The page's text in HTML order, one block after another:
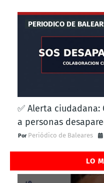
PERIODICO DE
✅ Alerta
a personas
Periódico de Baleares
LO